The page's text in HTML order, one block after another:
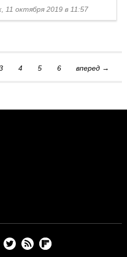
11 октября 2019 в 11:57
4 5 6 вперед →